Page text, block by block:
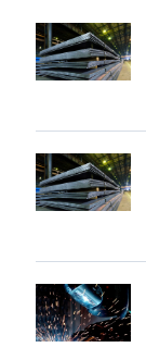
"Северсталь"
підтримала
патріотичну
радянської
авіації
в
Великої
Вітчизняної
війни
Ціни
на
котушку
незважаючи
на
літнє
Tk
accelis
в